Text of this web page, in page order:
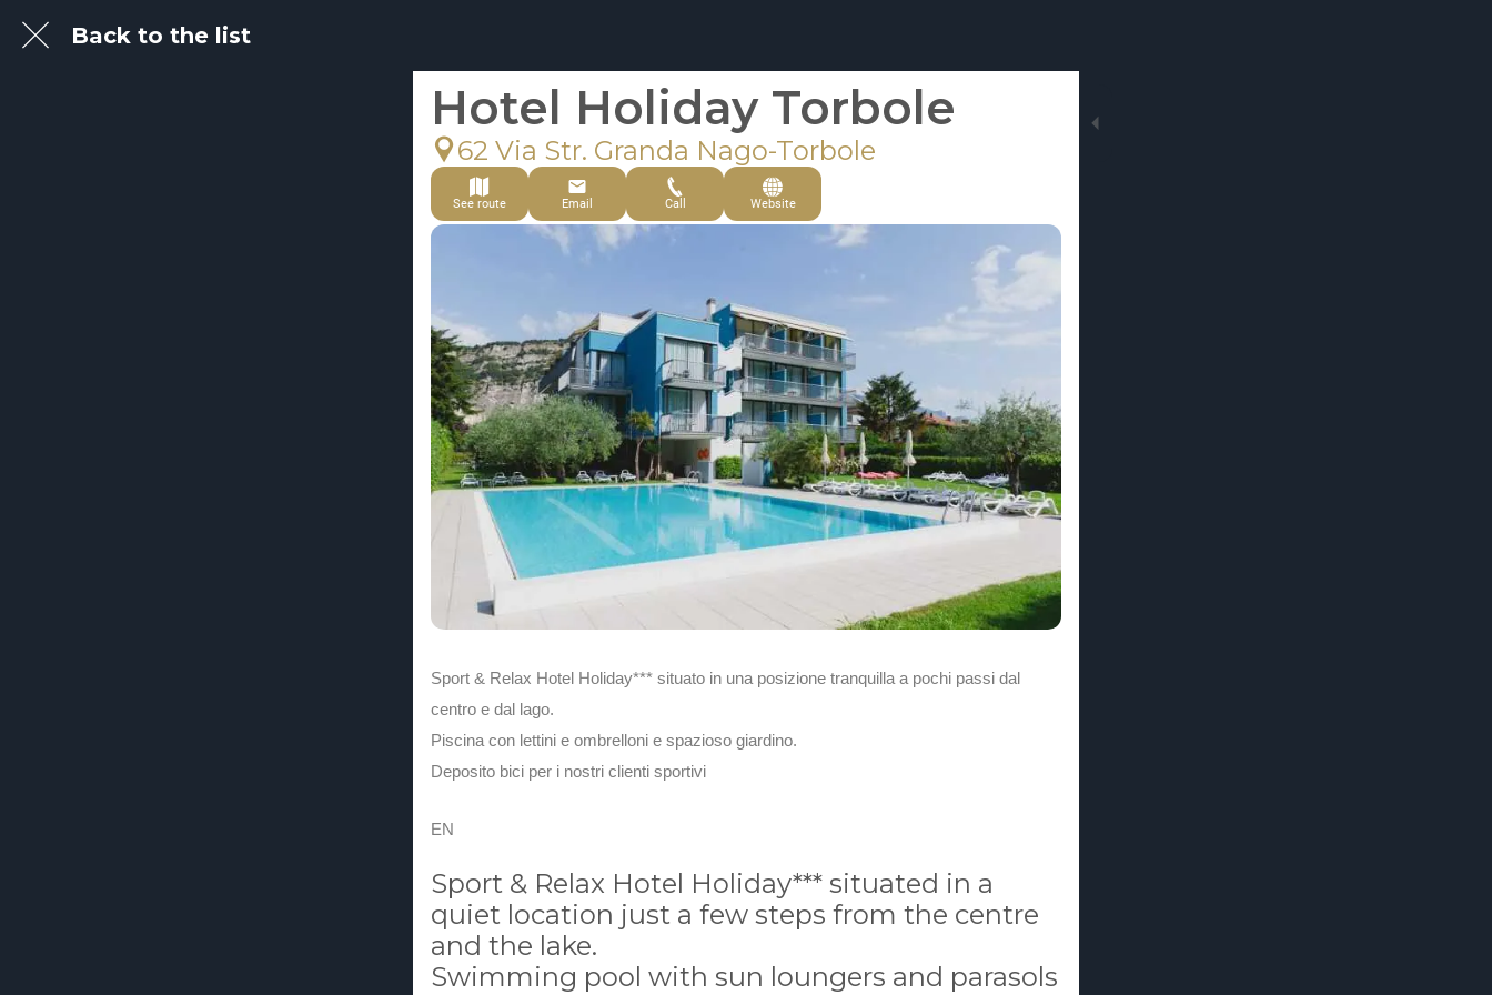
Back to the list
Hotel Holiday Torbole
62 Via Str. Granda Nago-Torbole
See route Email Call Website
Sport & Relax Hotel Holiday*** situato in una posizione tranquilla a pochi passi dal
centro e dal lago.
Piscina con lettini e ombrelloni e spazioso giardino.
Deposito bici per i nostri clienti sportivi
EN
Sport & Relax Hotel Holiday*** situated in a
quiet location just a few steps from the centre
and the lake.
Swimming pool with sun loungers and parasols